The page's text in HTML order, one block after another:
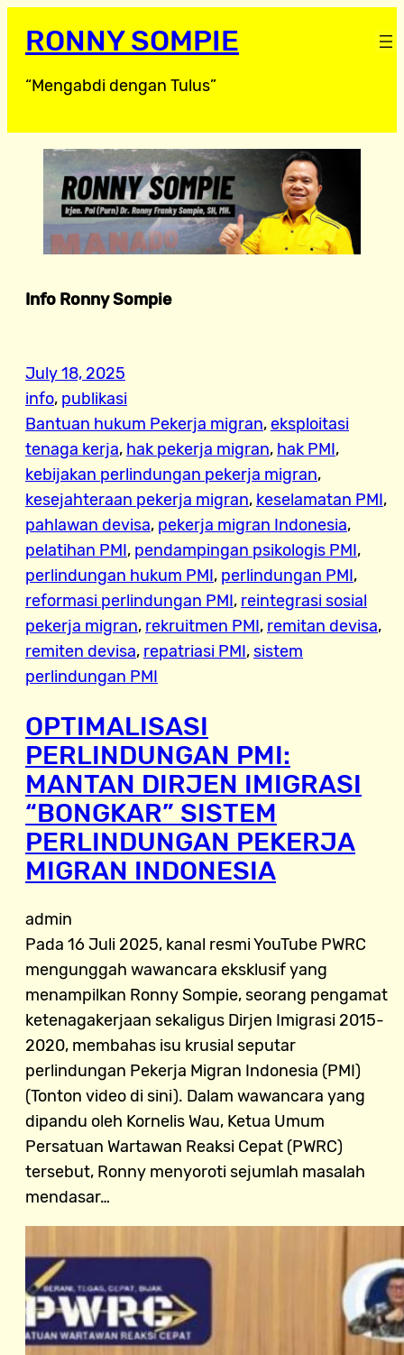
RONNY SOMPIE
“Mengabdi dengan Tulus”
Info Ronny Sompie
July 18, 2025
info, publikasi
Bantuan hukum Pekerja migran, eksploitasi
tenaga kerja, hak pekerja migran, hak PMI
kebijakan perlindungan pekerja migran
kesejahteraan pekerja migran, keselamatan PMI
pahlawan devisa, pekerja migran Indonesia
pelatihan PMI, pendampingan psikologis PMI
perlindungan hukum PMI, perlindungan PMI
reformasi perlindungan PMI, reintegrasi sosial
pekerja migran, rekruitmen PMI, remitan devisa
remiten devisa, repatriasi PMI, sistem
perlindungan PMI
OPTIMALISASI
PERLINDUNGAN PMI:
MANTAN DIRJEN IMIGRASI
“BONGKAR” SISTEM
PERLINDUNGAN PEKERJA
MIGRAN INDONESIA
admin
Pada 16 Juli 2025, kanal resmi YouTube PWRC
mengunggah wawancara eksklusif yang
menampilkan Ronny Sompie, seorang pengamat
ketenagakerjaan sekaligus Dirjen Imigrasi 2015-
2020, membahas isu krusial seputar
perlindungan Pekerja Migran Indonesia (PMI)
(Tonton video di sini). Dalam wawancara yang
dipandu oleh Kornelis Wau, Ketua Umum
Persatuan Wartawan Reaksi Cepat (PWRC)
tersebut, Ronny menyoroti sejumlah masalah
mendasar…